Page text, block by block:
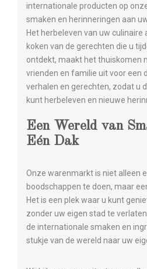
internationale producten op
smaken en herinneringen aan
Het herbeleven van uw
koken van de gerechten die u
ontdekt, maakt het thuiskomen
vrienden en familie uit voor een
verhalen en gerechten, zodat u
kunt herbeleven en nieuwe
Een Wereld van
Eén Dak
Onze warenmarkt is niet alleen
boodschappen te doen, maar
Het is een plek waar u kunt
zonder uw eigen stad te
de internationale smaken en
stukje van de wereld naar uw